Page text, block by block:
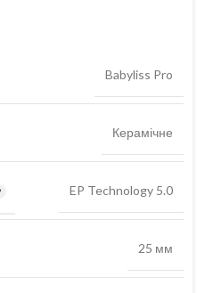
Babyliss Pro
Керамічне
EP Technology 5.0
25 мм